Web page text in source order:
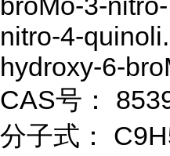
nitro-4-
hydroxy-6-
CAS号：
分子式：